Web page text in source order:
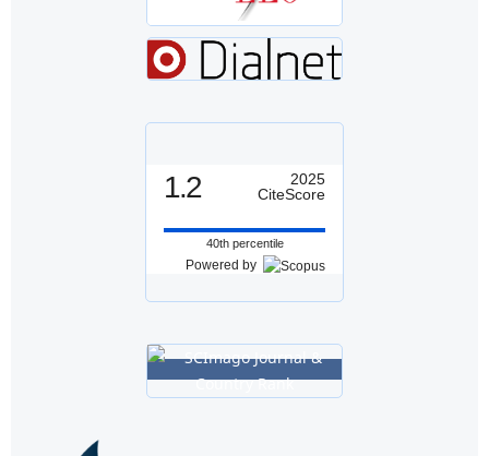
1.2
2025
CiteScore
40th percentile
Powered by